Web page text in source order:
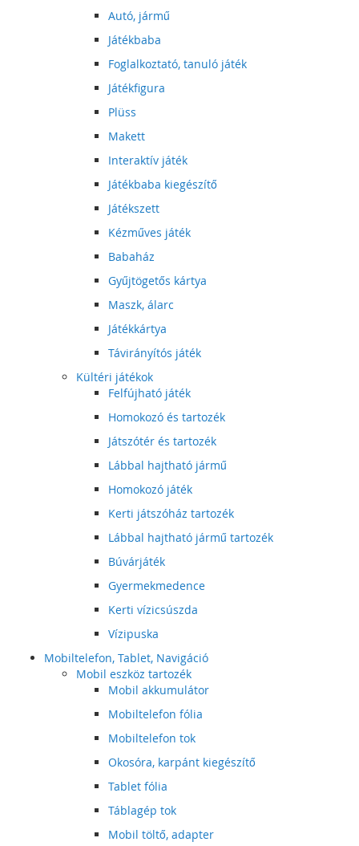
Autó, jármű
Játékbaba
Foglalkoztató, tanuló játék
Játékfigura
Plüss
Makett
Interaktív játék
Játékbaba kiegészítő
Játékszett
Kézműves játék
Babaház
Gyűjtögetős kártya
Maszk, álarc
Játékkártya
Távirányítós játék
Kültéri játékok
Felfújható játék
Homokozó és tartozék
Játszótér és tartozék
Lábbal hajtható jármű
Homokozó játék
Kerti játszóház tartozék
Lábbal hajtható jármű tartozék
Búvárjáték
Gyermekmedence
Kerti vízicsúszda
Vízipuska
Mobiltelefon, Tablet, Navigáció
Mobil eszköz tartozék
Mobil akkumulátor
Mobiltelefon fólia
Mobiltelefon tok
Okosóra, karpánt kiegészítő
Tablet fólia
Táblagép tok
Mobil töltő, adapter